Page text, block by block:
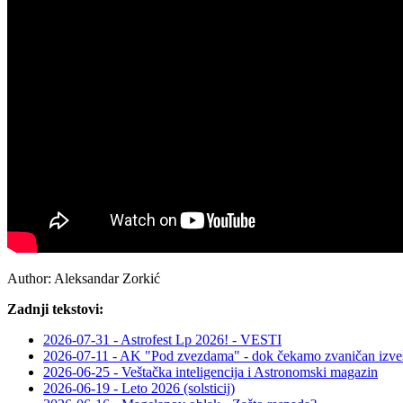
Author: Aleksandar Zorkić
Zadnji tekstovi:
2026-07-31 - Astrofest Lp 2026! - VESTI
2026-07-11 - AK "Pod zvezdama" - dok čekamo zvaničan
2026-06-25 - Veštačka inteligencija i Astronomski magazin
2026-06-19 - Leto 2026 (solsticij)